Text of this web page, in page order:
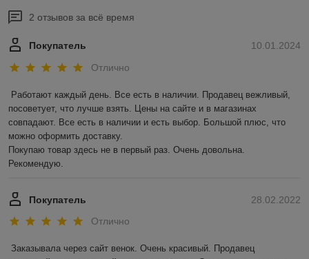
2 отзывов за всё время
10.01.2024
Покупатель
Отлично
Работают каждый день. Все есть в наличии. Продавец вежливый,
посоветует, что лучше взять. Цены на сайте и в магазинах
совпадают. Все есть в наличии и есть выбор. Большой плюс, что
можно оформить доставку.
Покупаю товар здесь не в первый раз. Очень довольна.
Рекомендую.
28.02.2022
Покупатель
Отлично
Заказывала через сайт венок. Очень красивый. Продавец